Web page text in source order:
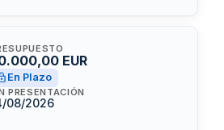
EUR
En Plazo
PRESENTACIÓN
08/2026